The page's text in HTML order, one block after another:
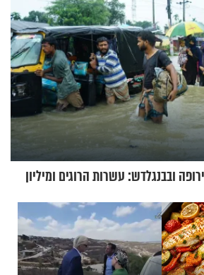
ובבנגלדש: עשרות הרוגים ומיליון